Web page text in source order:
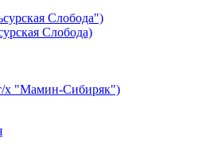
Слобода")
Слобода)
х "Мамин-Сибиряк")